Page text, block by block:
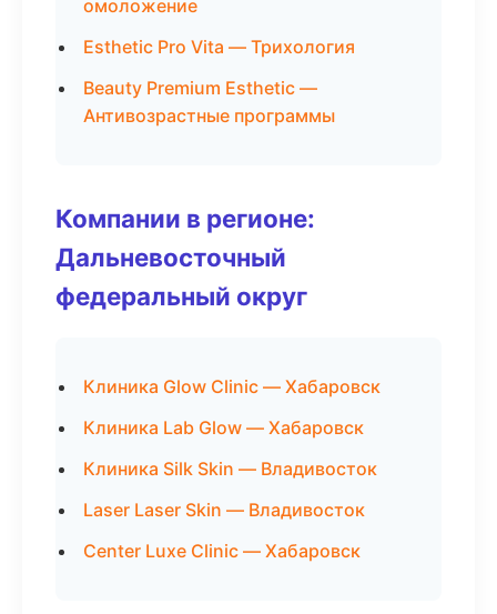
омоложение
Esthetic Pro Vita — Трихология
Beauty Premium Esthetic —
Антивозрастные программы
Компании в регионе:
Дальневосточный
федеральный округ
Клиника Glow Clinic — Хабаровск
Клиника Lab Glow — Хабаровск
Клиника Silk Skin — Владивосток
Laser Laser Skin — Владивосток
Center Luxe Clinic — Хабаровск